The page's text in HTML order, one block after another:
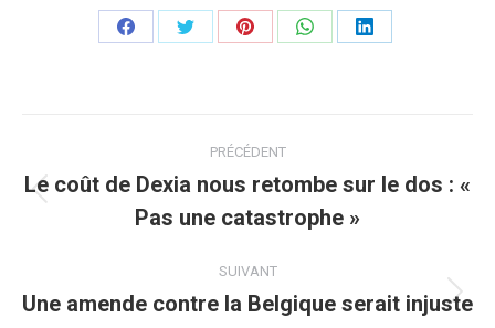
PartagerPartagerPartagerPartagerPartager
article
PRÉCÉDENT
précédent
Le coût de Dexia nous retombe sur le dos : «
Pas une catastrophe »
SUIVANT
Article
Une amende contre la Belgique serait injuste